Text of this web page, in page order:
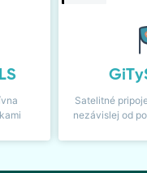
Satelitné
nezávislej od